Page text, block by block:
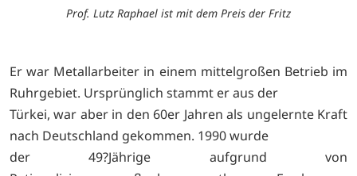
Prof. Lutz Raphael ist mit dem Preis der Fritz
Er war Metallarbeiter in einem mittelgroßen Betrieb im
Ruhrgebiet. Ursprünglich stammt er aus der
Türkei, war aber in den 60er Jahren als ungelernte Kraft
nach Deutschland gekommen. 1990 wurde
der 49?Jährige aufgrund von